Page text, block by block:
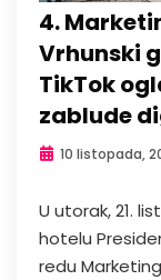
4.
Vrhunski
TikTok
zablude
10 listopada,
U utorak, 21.
hotelu
redu